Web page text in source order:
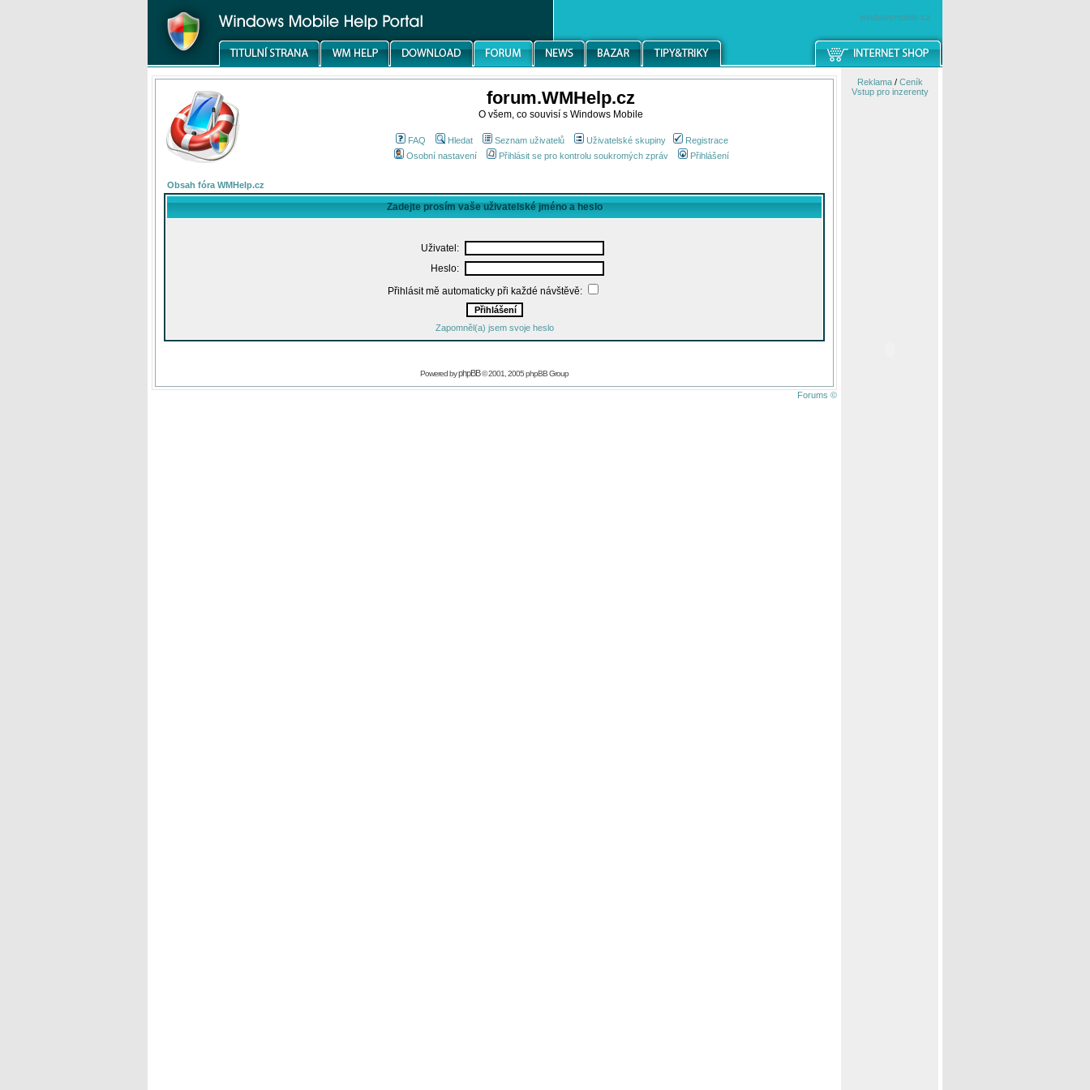
windowsmobile.cz
forum.WMHelp.cz
O všem, co souvisí s Windows Mobile
FAQ Hledat Seznam uživatelů Uživatelské skupiny
Registrace
Osobní nastavení
Přihlásit se pro kontrolu soukromých zpráv Přihlášení
Obsah fóra WMHelp.cz
Zadejte prosím vaše uživatelské jméno a heslo
Uživatel:
Heslo:
Přihlásit mě automaticky při každé návštěvě:
Zapomněl(a) jsem svoje heslo
Powered byphpBB© 2001, 2005 phpBB Group
Forums ©
Reklama/ Ceník
Vstup pro inzerenty